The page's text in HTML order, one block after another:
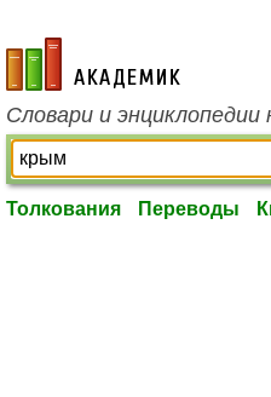
academic.ru
Словари и энциклопедии
Толкования Переводы